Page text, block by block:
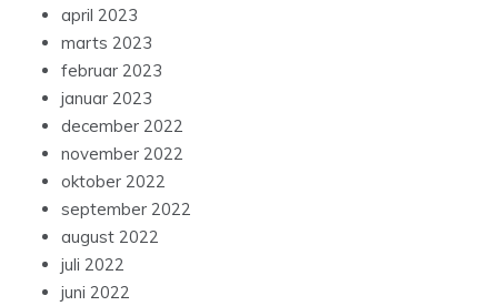
april 2023
marts 2023
februar 2023
januar 2023
december 2022
november 2022
oktober 2022
september 2022
august 2022
juli 2022
juni 2022